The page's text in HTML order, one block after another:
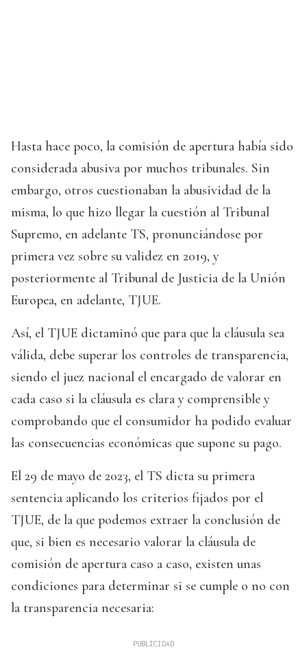
Hasta hace poco, la comisión de apertura había sido
considerada abusiva por muchos tribunales. Sin
embargo, otros cuestionaban la abusividad de la
misma, lo que hizo llegar la cuestión al Tribunal
Supremo, en adelante TS, pronunciándose por
primera vez sobre su validez en 2019, y
posteriormente al Tribunal de Justicia de la Unión
Europea, en adelante, TJUE.
Así, el TJUE dictaminó que para que la cláusula sea
válida, debe superar los controles de transparencia,
siendo el juez nacional el encargado de valorar en
cada caso si la cláusula es clara y comprensible y
comprobando que el consumidor ha podido evaluar
las consecuencias económicas que supone su pago.
El 29 de mayo de 2023, el TS dicta su primera
sentencia aplicando los criterios fijados por el
TJUE, de la que podemos extraer la conclusión de
que, si bien es necesario valorar la cláusula de
comisión de apertura caso a caso, existen unas
condiciones para determinar si se cumple o no con
la transparencia necesaria: